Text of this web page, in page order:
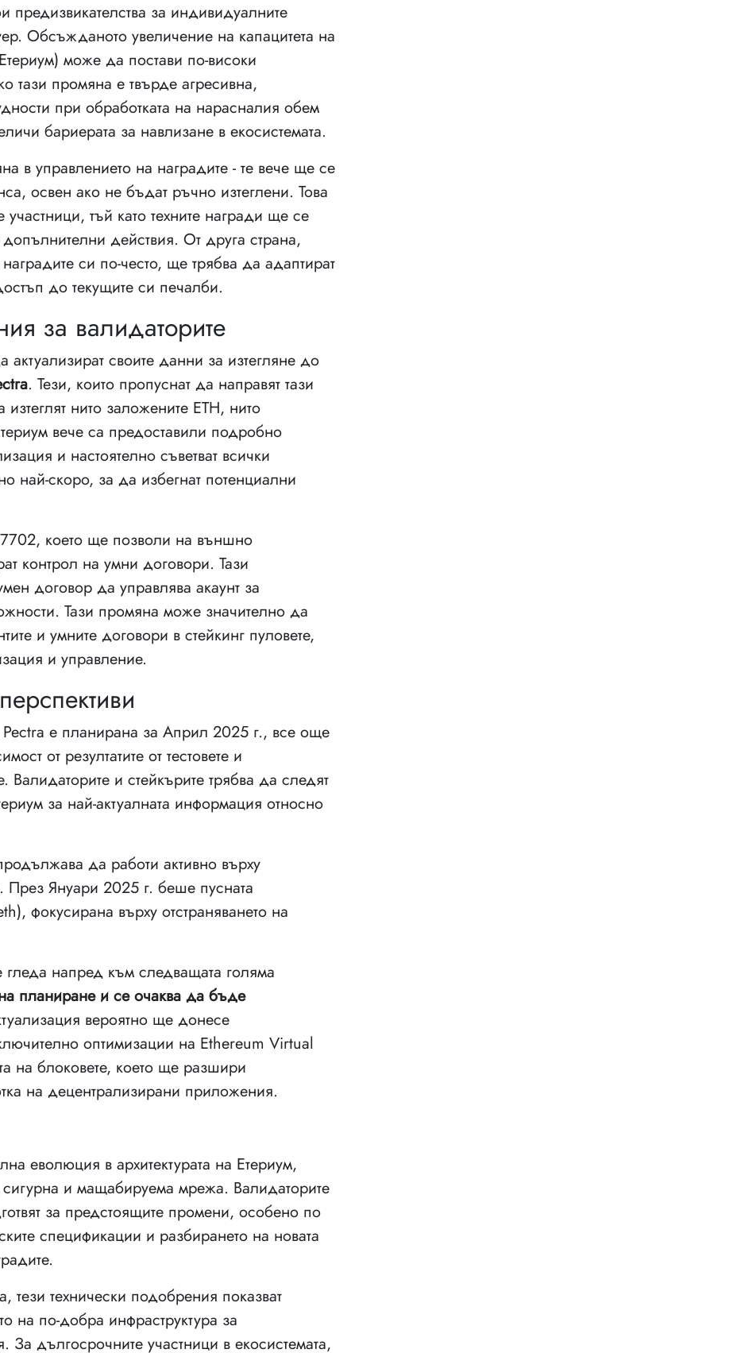
за индивидуалните
Обсъжданото увеличение на капацитета на
може да постави по-високи
тази промяна е твърде агресивна,
при обработката на нарасналия обем
бариерата за навлизане в екосистемата.
в управлението на наградите - те вече ще се
освен ако не бъдат ръчно изтеглени. Това
тъй като техните награди ще се
действия. От друга страна,
си по-често, ще трябва да адаптират
до текущите си печалби.
за валидаторите
своите данни за изтегляне до
. Тези, които пропуснат да направят тази
нито заложените ETH, нито
вече са предоставили подробно
и настоятелно съветват всички
най-скоро, за да избегнат потенциални
което ще позволи на външно
контрол на умни договори. Тази
договор да управлява акаунт за
Тази промяна може значително да
и умните договори в стейкинг пуловете,
и управление.
е планирана за Април 2025 г., все още
от резултатите от тестовете и
и стейкърите трябва да следят
за най-актуалната информация относно
да работи активно върху
През Януари 2025 г. беше пусната
фокусирана върху отстраняването на
гледа напред към следващата голяма
планиране и се очаква да бъде
вероятно ще донесе
оптимизации на Ethereum Virtual
на блоковете, което ще разшири
на децентрализирани приложения.
еволюция в архитектурата на Етериум,
и мащабируема мрежа. Валидаторите
за предстоящите промени, особено по
спецификации и разбирането на новата
технически подобрения показват
на по-добра инфраструктура за
дългосрочните участници в екосистемата,